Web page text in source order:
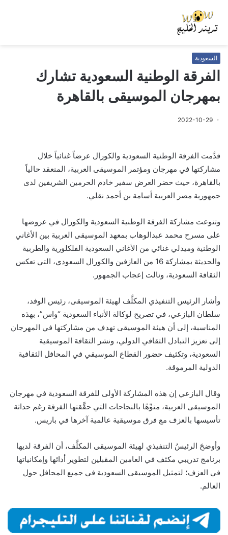
السعودية
الفرقة الوطنية السعودية تشارك
بمهرجان الموسيقى بالقاهرة
2022-10-29
قدَّمت الفرقة الوطنية السعودية والكورال عرضاً غنائياً خلال
مشاركتها في مهرجان ومؤتمر الموسيقى العربية، المنعقد حالياً
بالقاهرة، حيث حضر العرض سفير خادم الحرمين الشريفين لدى
جمهورية مصر العربية أسامة بن أحمد نقلي.
وتنوعت مشاركة الفرقة الوطنية السعودية والكورال في عروضها
على مسرح محمد عبدالوهاب بمعهد الموسيقى العربية بين الأغاني
الوطنية وميدلي غنائي من الأغاني السعودية الفلكلورية والطربية
والحديثة بمشاركة 16 من العازفين والكورال السعودي، التي تعكس
الثقافة السعودية، ونالت إعجاب الجمهور.
وأشار الرئيس التنفيذي المكلَّف لهيئة الموسيقى، رئيس الوفد،
سلطان البازعي، في تصريح لوكالة الأنباء السعودية “واس”، بهذه
المناسبة، إلى أن هيئة الموسيقى تهدف من مشاركتها في المهرجان
إلى تعزيز التبادل الثقافي الدولي، ونشر الثقافة الموسيقية
السعودية، وتكثيف حضور القطاع الموسيقي في المحافل الثقافية
الدولية المرموقة.
وقال البازعي إن هذه المشاركة الأولى للفرقة السعودية في مهرجان
الموسيقى العربية، منوِّهًا بالنجاحات التي حقَّقتها الفرقة رغم حداثة
تأسيسها بالعزف مع فرق موسيقية عالمية آخرها في باريس.
وأوضحَ الرئيسُ التنفيذي لهيئة الموسيقى المكلَّف، أن الفرقة لديها
برنامج تدريبي مكثف في العامين المقبلين لتطوير أدائها وإمكانياتها
في العزف؛ لتمثيل الموسيقى السعودية في جميع المحافل حول
العالم.